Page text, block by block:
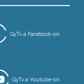
GyTv a Facebook-on
GyTv a Youtube-on